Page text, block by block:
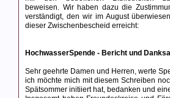
beweisen. Wir haben dazu die
verständigt, den wir im August
dieser Zwischenbescheid erreicht:
HochwasserSpende - Bericht und
Sehr geehrte Damen und Herren, werte
ich möchte mich mit diesem Schreiben
Spätsommer initiiert hat, bedanken und